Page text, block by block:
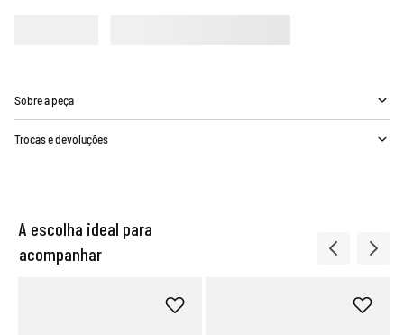
Sobre a peça
Trocas e devoluções
A escolha ideal para
acompanhar